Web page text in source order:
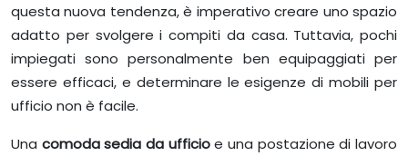
questa nuova tendenza, è imperativo creare uno spazio
adatto per svolgere i compiti da casa. Tuttavia, pochi
impiegati sono personalmente ben equipaggiati per
essere efficaci, e determinare le esigenze di mobili per
ufficio non è facile.
Una comoda sedia da ufficioe una postazione di lavoro